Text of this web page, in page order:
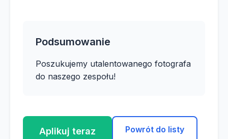
Podsumowanie
Poszukujemy utalentowanego fotografa
do naszego zespołu!
Aplikuj teraz Powrót do listy